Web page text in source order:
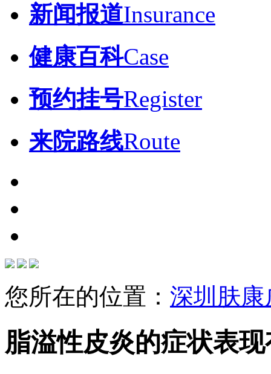
新闻报道Insurance
健康百科Case
预约挂号Register
来院路线Route
您所在的位置： 深圳肤
脂溢性皮炎的症状表